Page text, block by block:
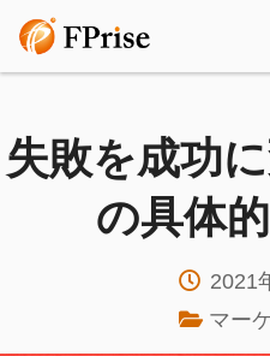
失敗を成功
の具体
2021
マー